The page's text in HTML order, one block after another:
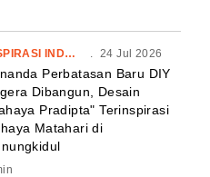
INSPIRASI INDONESIA 24 Jul 2026
Perbatasan Baru DIY
Dibangun, Desain
Pradipta" Terinspirasi
Matahari di